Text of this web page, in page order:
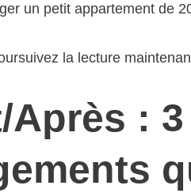
un petit appartement de
la lecture
Après :